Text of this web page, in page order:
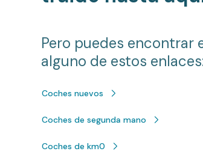
Pero puedes encontrar
alguno de estos
Coches nuevos
Coches de segunda mano
Coches de km0